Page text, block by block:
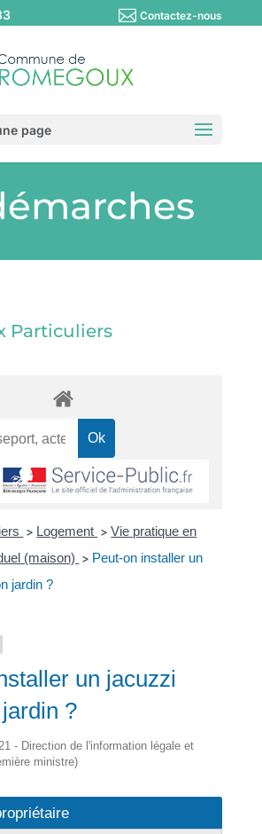
Contactez-nous
page
Particuliers
> Logement > Vie pratique en
(maison) > Peut-on installer un
jardin ?
un jacuzzi
?
- Direction de l'information légale et
ministre)